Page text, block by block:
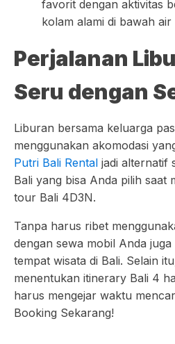
favorit dengan aktivitas
kolam alami di bawah
Perjalanan
Seru dengan
Liburan bersama keluarga
menggunakan akomodasi
Putri Bali Rental jadi alternatif
Bali yang bisa Anda pilih saat
tour Bali 4D3N.
Tanpa harus ribet
dengan sewa mobil Anda
tempat wisata di Bali. Selain
menentukan itinerary Bali 4
harus mengejar waktu
Booking Sekarang!